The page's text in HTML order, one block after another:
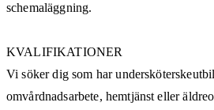
schemaläggning.
KVALIFIKATIONER
Vi söker dig som har
omvårdnadsarbete, hemtjänst eller